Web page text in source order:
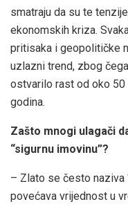
smatraju da su te
ekonomskih kriza.
pritisaka i geopolitičke
uzlazni trend, zbog
ostvarilo rast od oko 50
godina.
Zašto mnogi ulagači
“sigurnu imovinu”?
– Zlato se često naziva
povećava vrijednost u